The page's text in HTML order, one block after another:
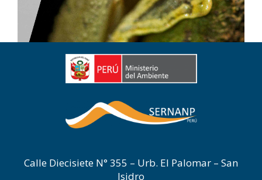
Calle Diecisiete N° 355 – Urb. El Palomar – San
Isidro